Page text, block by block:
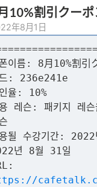
10%割引クーポ
年8月1日
이름: 8月10%割引
: 236e241e
율: 10%
레슨: 패키지 레
될 수강기간:
년 8월 31일